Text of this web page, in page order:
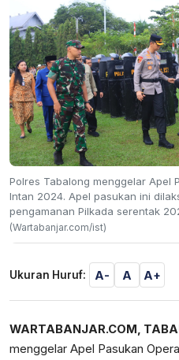
Polres Tabalong menggelar Apel
Intan 2024. Apel pasukan ini
pengamanan Pilkada serentak
(Wartabanjar.com/ist)
Ukuran Huruf: A- A A+
WARTABANJAR.COM,
menggelar Apel Pasukan